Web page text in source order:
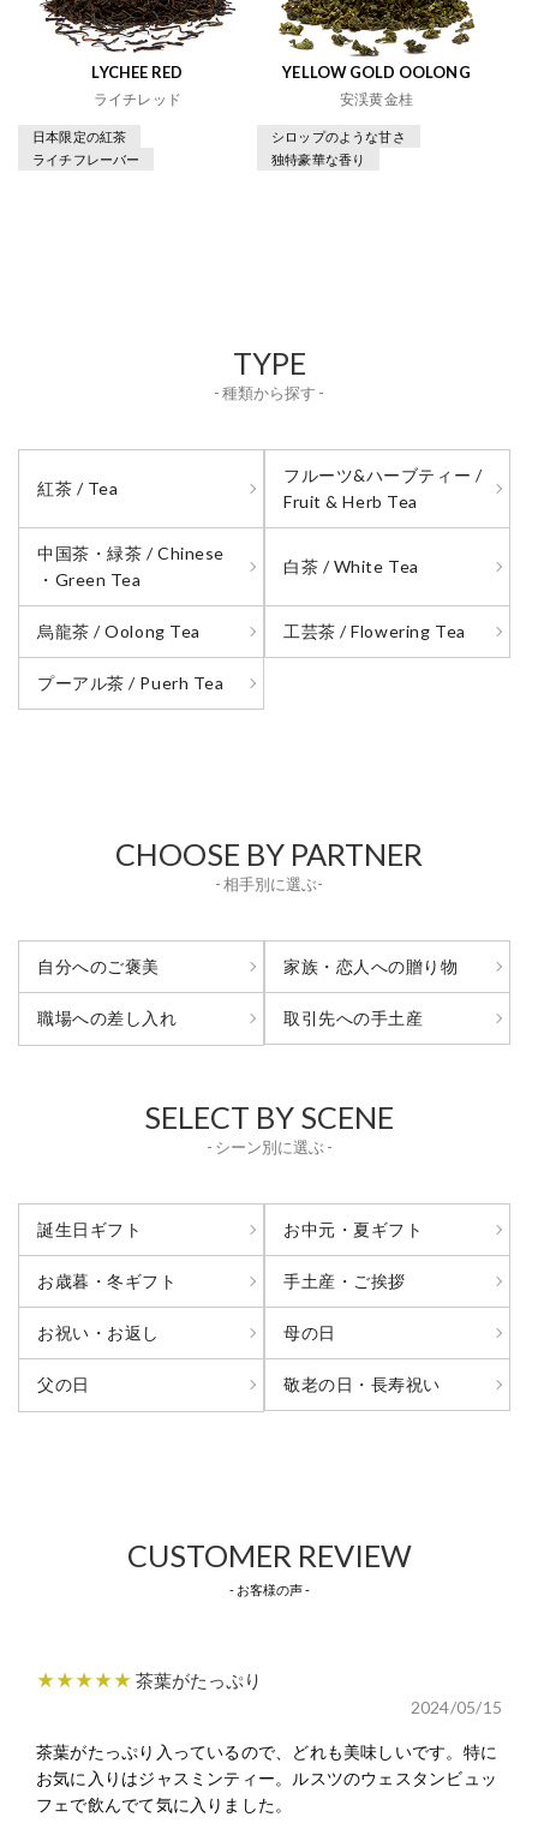
LYCHEE RED
ライチレッド
日本限定の紅茶
ライチフレーバー
YELLOW GOLD OOLONG
安渓黄金桂
シロップのような甘さ
独特豪華な香り
TYPE
- 種類から探す -
紅茶 / Tea
フルーツ&ハーブティー /
Fruit & Herb Tea
中国茶・緑茶 / Chinese
・Green Tea
白茶 / White Tea
烏龍茶 / Oolong Tea 工芸茶 / Flowering Tea
プーアル茶 / Puerh Tea
CHOOSE BY PARTNER
- 相手別に選ぶ-
自分へのご褒美 家族・恋人への贈り物
職場への差し入れ 取引先への手土産
SELECT BY SCENE
- シーン別に選ぶ -
誕生日ギフト お中元・夏ギフト
お歳暮・冬ギフト 手土産・ご挨拶
お祝い・お返し 母の日
父の日 敬老の日・長寿祝い
CUSTOMER REVIEW
- お客様の声 -
★★★★★ 茶葉がたっぷり
2024/05/15
茶葉がたっぷり入っているので、どれも美味しいです。特に
お気に入りはジャスミンティー。ルスツのウェスタンビュッ
フェで飲んでて気に入りました。